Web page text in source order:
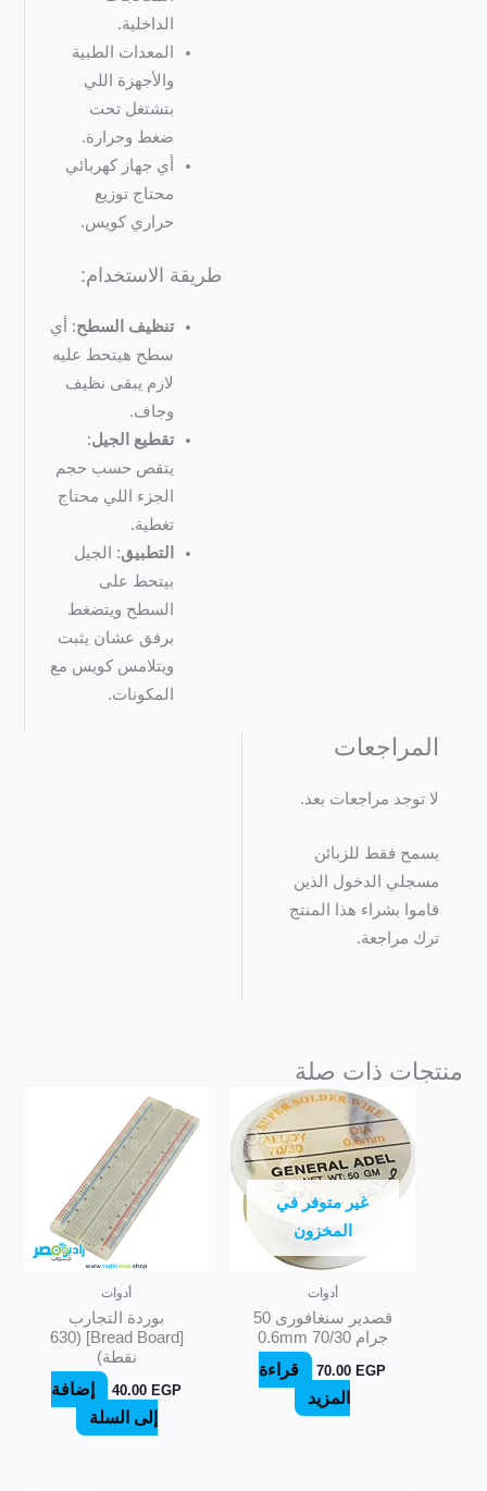
الداخلية.
المعدات الطبية
والأجهزة اللي
بتشتغل تحت
ضغط وحرارة.
أي جهاز كهربائي
محتاج توزيع
حراري كويس.
طريقة الاستخدام:
تنظيف السطح: أي
سطح هيتحط عليه
لازم يبقى نظيف
وجاف.
تقطيع الجيل:
يتقص حسب حجم
الجزء اللي محتاج
تغطية.
التطبيق: الجيل
بيتحط على
السطح ويتضغط
برفق عشان يثبت
ويتلامس كويس مع
المكونات.
المراجعات
لا توجد مراجعات بعد.
يسمح فقط للزبائن
مسجلي الدخول الذين
قاموا بشراء هذا المنتج
ترك مراجعة.
منتجات ذات صلة
غير متوفر في
المخزون
أدوات
قصدير سنغافورى 50
جرام 70/30 0.6mm
70.00EGP
قراءة
المزيد
أدوات
بوردة التجارب
[Bread Board] (630
نقطة)
40.00EGP
إضافة
إلى السلة